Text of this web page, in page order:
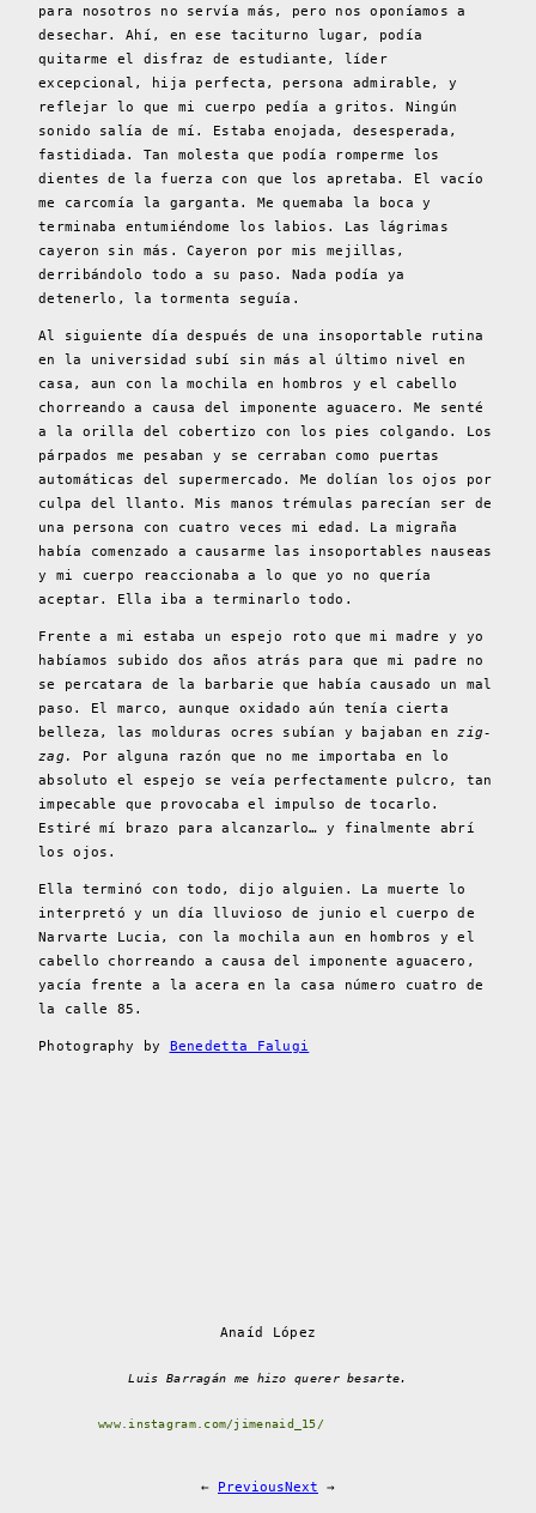
para nosotros no servía más, pero nos oponíamos a
desechar. Ahí, en ese taciturno lugar, podía
quitarme el disfraz de estudiante, líder
excepcional, hija perfecta, persona admirable, y
reflejar lo que mi cuerpo pedía a gritos. Ningún
sonido salía de mí. Estaba enojada, desesperada,
fastidiada. Tan molesta que podía romperme los
dientes de la fuerza con que los apretaba. El vacío
me carcomía la garganta. Me quemaba la boca y
terminaba entumiéndome los labios. Las lágrimas
cayeron sin más. Cayeron por mis mejillas,
derribándolo todo a su paso. Nada podía ya
detenerlo, la tormenta seguía.
Al siguiente día después de una insoportable rutina
en la universidad subí sin más al último nivel en
casa, aun con la mochila en hombros y el cabello
chorreando a causa del imponente aguacero. Me senté
a la orilla del cobertizo con los pies colgando. Los
párpados me pesaban y se cerraban como puertas
automáticas del supermercado. Me dolían los ojos por
culpa del llanto. Mis manos trémulas parecían ser de
una persona con cuatro veces mi edad. La migraña
había comenzado a causarme las insoportables nauseas
y mi cuerpo reaccionaba a lo que yo no quería
aceptar. Ella iba a terminarlo todo.
Frente a mi estaba un espejo roto que mi madre y yo
habíamos subido dos años atrás para que mi padre no
se percatara de la barbarie que había causado un mal
paso. El marco, aunque oxidado aún tenía cierta
belleza, las molduras ocres subían y bajaban enzig-
zag.
Por alguna razón que no me importaba en lo
absoluto el espejo se veía perfectamente pulcro, tan
impecable que provocaba el impulso de tocarlo.
Estiré mí brazo para alcanzarlo… y finalmente abrí
los ojos.
Ella terminó con todo, dijo alguien. La muerte lo
interpretó y un día lluvioso de junio el cuerpo de
Narvarte Lucia, con la mochila aun en hombros y el
cabello chorreando a causa del imponente aguacero,
yacía frente a la acera en la casa número cuatro de
la calle 85.
Photography by Benedetta Falugi
Anaíd López
Luis Barragán me hizo querer besarte.
www.instagram.com/jimenaid_15/
← PreviousNext →